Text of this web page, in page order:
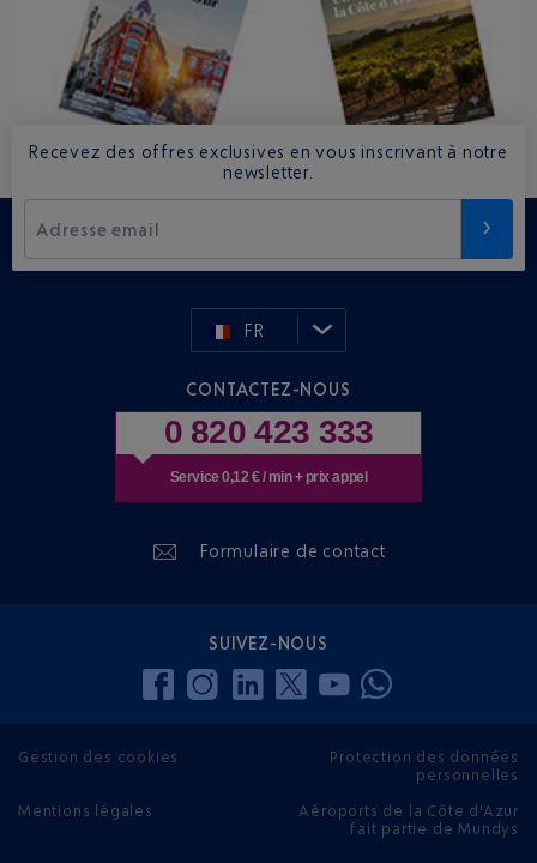
Recevez des offres exclusives en vous inscrivant à notre
newsletter.
Adresse email
FR
CONTACTEZ-NOUS
0 820 423 333
Service 0,12 € / min + prix appel
Formulaire de contact
SUIVEZ-NOUS
Gestion des cookies
Protection des données
personnelles
Mentions légales
Aéroports de la Côte d'Azur
fait partie de Mundys